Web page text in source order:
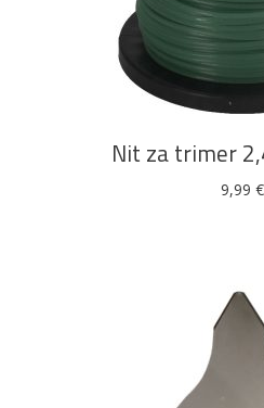
DODAJ U
Nit za trimer
9,99 €